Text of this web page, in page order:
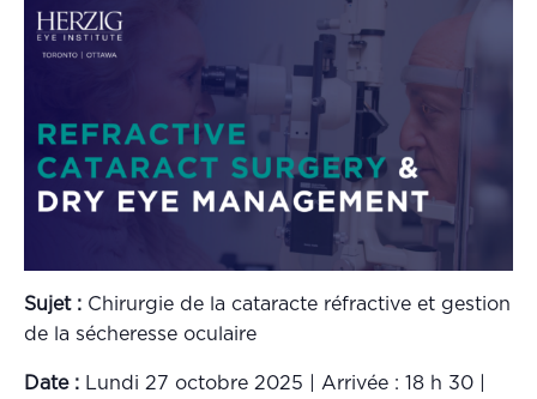
Sujet : Chirurgie de la cataracte réfractive et gestion
de la sécheresse oculaire
Date : Lundi 27 octobre 2025 | Arrivée : 18 h 30 |